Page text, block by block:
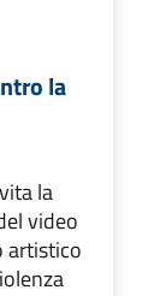
la
la
video
artistico